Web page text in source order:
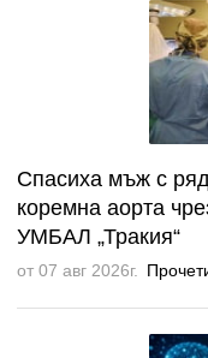
Спасиха мъж с
коремна аорта
УМБАЛ „Тракия“
от 07 авг 2026г.